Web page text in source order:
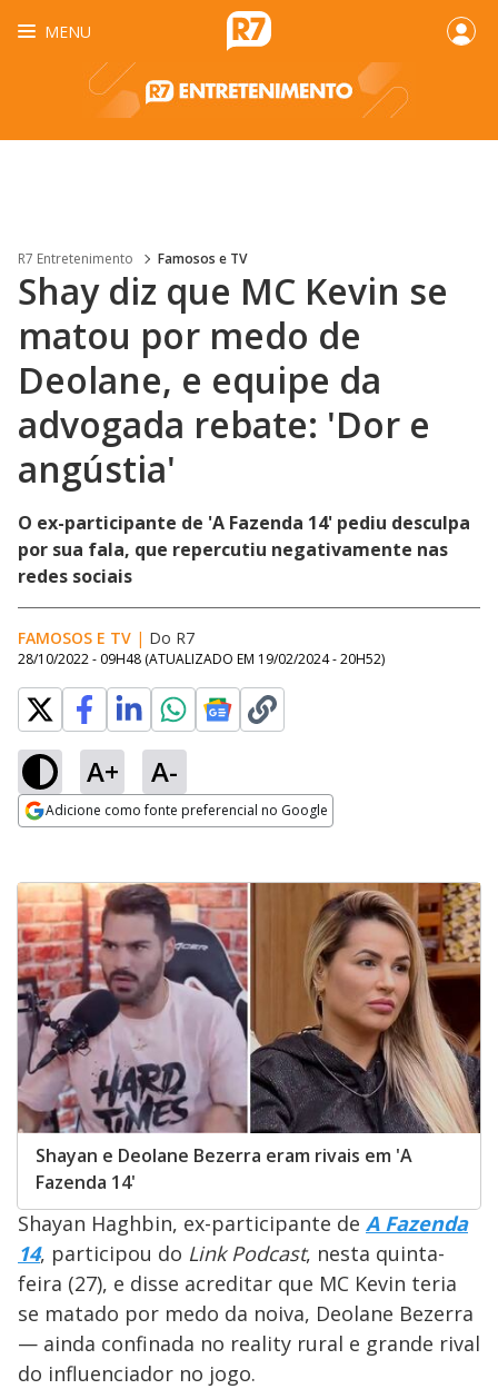
MENU
R7 Entretenimento Famosos e TV
Shay diz que MC Kevin se
matou por medo de
Deolane, e equipe da
advogada rebate: 'Dor e
angústia'
O ex-participante de 'A Fazenda 14' pediu desculpa
por sua fala, que repercutiu negativamente nas
redes sociais
FAMOSOS E TV | Do R7
28/10/2022 - 09H48 (ATUALIZADO EM 19/02/2024 - 20H52)
A+ A-
Adicione como fonte preferencial no Google
Shayan e Deolane Bezerra eram rivais em 'A
Fazenda 14'
Shayan Haghbin, ex-participante de A Fazenda
14, participou do Link Podcast, nesta quinta-
feira (27), e disse acreditar que MC Kevin teria
se matado por medo da noiva, Deolane Bezerra
— ainda confinada no reality rural e grande rival
do influenciador no jogo.